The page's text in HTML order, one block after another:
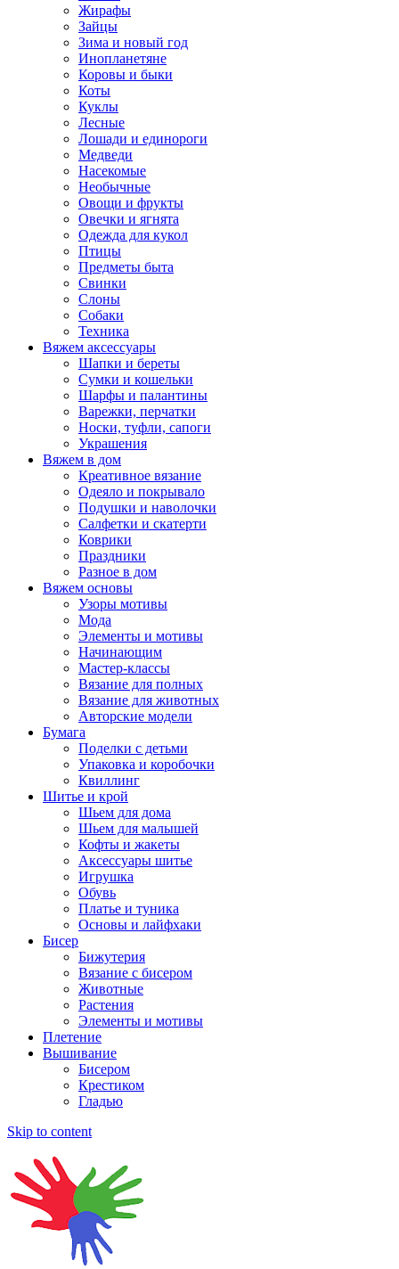
Жирафы
Зайцы
Зима и новый год
Инопланетяне
Коровы и быки
Коты
Куклы
Лесные
Лошади и единороги
Медведи
Насекомые
Необычные
Овощи и фрукты
Овечки и ягнята
Одежда для кукол
Птицы
Предметы быта
Свинки
Слоны
Собаки
Техника
Вяжем аксессуары
Шапки и береты
Сумки и кошельки
Шарфы и палантины
Варежки, перчатки
Носки, туфли, сапоги
Украшения
Вяжем в дом
Креативное вязание
Одеяло и покрывало
Подушки и наволочки
Салфетки и скатерти
Коврики
Праздники
Разное в дом
Вяжем основы
Узоры мотивы
Мода
Элементы и мотивы
Начинающим
Мастер-классы
Вязание для полных
Вязание для животных
Авторские модели
Бумага
Поделки с детьми
Упаковка и коробочки
Квиллинг
Шитье и крой
Шьем для дома
Шьем для малышей
Кофты и жакеты
Аксессуары шитье
Игрушка
Обувь
Платье и туника
Основы и лайфхаки
Бисер
Бижутерия
Вязание с бисером
Животные
Растения
Элементы и мотивы
Плетение
Вышивание
Бисером
Крестиком
Гладью
Skip to content